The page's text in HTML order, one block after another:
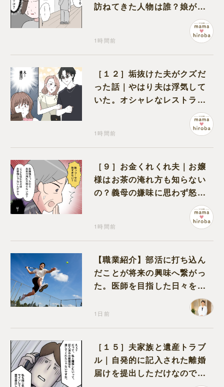
訪ねてきた人物は誰？娘が戻
ってきたのかと不安になる
1時間前
［１２］垢抜けた夫がクズだ
った話｜やはり夫は浮気して
いた。オシャレなレストラン
1時間前
［９］お金くれくれ夫｜お嬢
様はお茶の淹れ方も知らない
の？義母の嫌味に思わず怒り
1時間前
【職業紹介】部活に打ち込ん
だことが将来の興味へ繋がっ
た。医師を目指した日々を振
1日前
［１５］夫家族と遺産トラブ
ル｜自発的に記入された離婚
届けを提出しただけなので、